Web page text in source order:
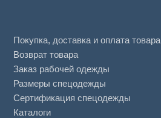
Покупка, доставка и оплата товара
Возврат товара
Заказ рабочей одежды
Размеры спецодежды
Сертификация спецодежды
Каталоги